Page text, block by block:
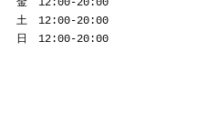
土　12:00-20:00
日　12:00-20:00